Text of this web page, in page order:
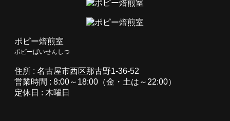
ポピー焙煎室
ポピーばいせんしつ
住所 : 名古屋市西区那古野1-36-52
営業時間 : 8:00～18:00（金・土は～22:00）
定休日 : 木曜日